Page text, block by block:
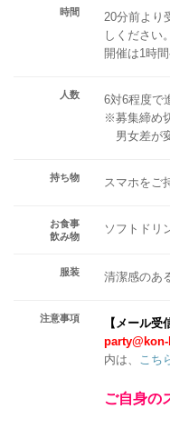
時間
20分前より
しください
開催は1時
人数
6対6程度で
※募集締め
男女差が
持ち物 スマホをご
お食事
飲み物
ソフトドリ
服装 清潔感のあ
注意事項
【メール受
party@kon-
内は、 こち
ご自身の